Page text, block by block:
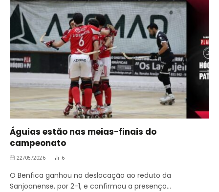
Águias estão nas meias-finais do
campeonato
22/05/2026 6
O Benfica ganhou na deslocação ao reduto da
Sanjoanense, por 2-1, e confirmou a presença…